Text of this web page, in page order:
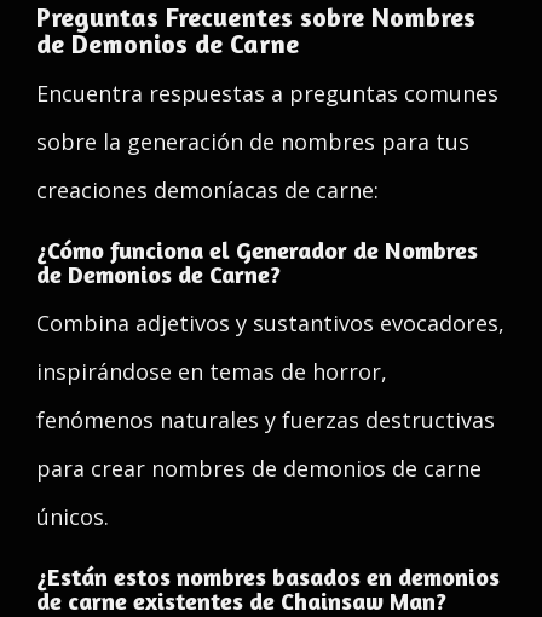
Preguntas Frecuentes sobre Nombres
de Demonios de Carne
Encuentra respuestas a preguntas comunes
sobre la generación de nombres para tus
creaciones demoníacas de carne:
¿Cómo funciona el Generador de Nombres
de Demonios de Carne?
Combina adjetivos y sustantivos evocadores,
inspirándose en temas de horror,
fenómenos naturales y fuerzas destructivas
para crear nombres de demonios de carne
únicos.
¿Están estos nombres basados en demonios
de carne existentes de Chainsaw Man?